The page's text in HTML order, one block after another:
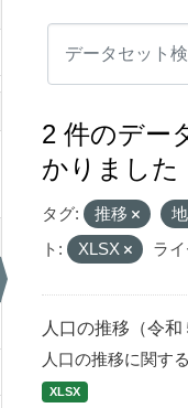
2 件のデー
かりました
タグ: 推移
ト:
XLSX ラ
人口の推移（令和
人口の推移に関す
XLSX